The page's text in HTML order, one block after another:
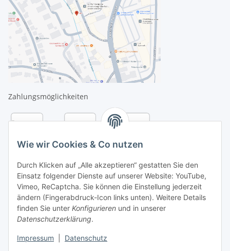
Wie wir Cookies & Co nutzen
Durch Klicken auf „Alle akzeptieren“ gestatten Sie den
Einsatz folgender Dienste auf unserer Website: YouTube,
Vimeo, ReCaptcha. Sie können die Einstellung jederzeit
ändern (Fingerabdruck-Icon links unten). Weitere Details
finden Sie unter Konfigurieren und in unserer
Datenschutzerklärung.
Impressum Datenschutz
Zahlungsmöglichkeiten